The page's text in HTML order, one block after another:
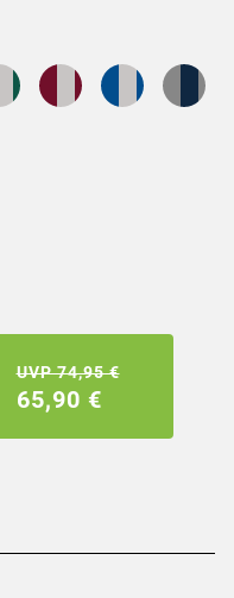
UVP 74,95 €
65,90 €